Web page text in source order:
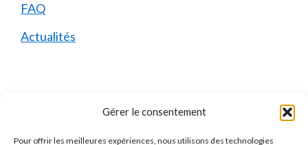
Gérer le consentement
Pour offrir les meilleures expériences, nous utilisons des technologies
FAQ
Actualités
Mentions Légales